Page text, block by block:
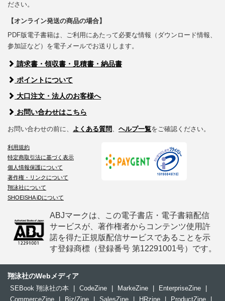
ださい。
【オンライン発送の商品の場合】
PDF版電子書籍は、ご利用にあたって必要な情報（ダウンロード情報、
参加証など）を電子メールでお送りします。
請求書・領収書・見積書・納品書
ポイントについて
大口注文・法人のお客様へ
お問い合わせはこちら
お問い合わせの前に、 よくある質問、 ヘルプ一覧をご確認ください。
利用規約
特定商取引法に基づく表示
個人情報保護について
著作権・リンクについて
翔泳社について
SHOEISHA iDについて
ABJマークは、この電子書店・電子書籍配信
サービスが、著作権者からコンテンツ使用許
諾を得た正規版配信サービスであることを示
す登録商標（登録番号 第12291001号）です。
翔泳社のWebメディア
SEBook 翔泳社の本 CodeZine MarkeZine EnterpriseZine
CommerceZine
Biz/Zine SalesZine HRzine ProductZine